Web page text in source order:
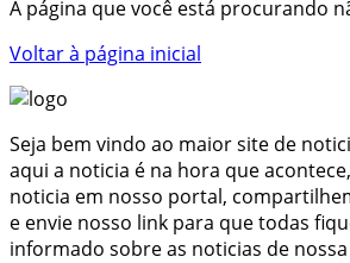
A página que você está procurando
Voltar à página inicial
Seja bem vindo ao maior site de
aqui a noticia é na hora que
noticia em nosso portal,
e envie nosso link para que todas
informado sobre as noticias de